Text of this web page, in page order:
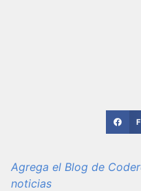
Agrega el Blog de
noticias